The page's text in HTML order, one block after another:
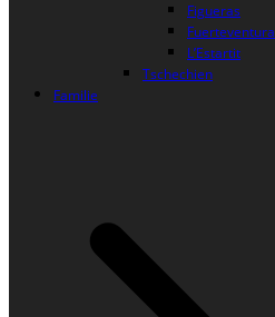
Figueras
Fuerteventura
L’Estartit
Tschechien
Familie